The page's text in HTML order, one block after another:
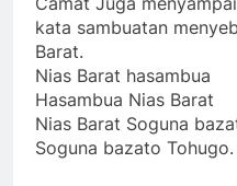
kata sambuatan
Barat.
Nias Barat hasambua
Hasambua Nias Barat
Nias Barat Soguna
Soguna bazato Tohugo.